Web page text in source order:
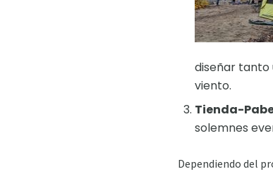
diseñar tanto
viento.
Tienda-
solemnes
Dependiendo del